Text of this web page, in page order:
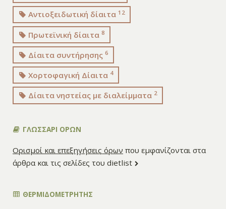
Αντιοξειδωτική δίαιτα 12
Πρωτεϊνική δίαιτα8
Δίαιτα συντήρησης6
Χορτοφαγική Δίαιτα 4
Δίαιτα νηστείας με διαλείμματα 2
ΓΛΩΣΣΑΡΙ ΟΡΩΝ
Ορισμοί και επεξηγήσεις όρων που εμφανίζονται στα
άρθρα και τις σελίδες του dietlist
ΘΕΡΜΙΔΟΜΕΤΡΗΤΗΣ